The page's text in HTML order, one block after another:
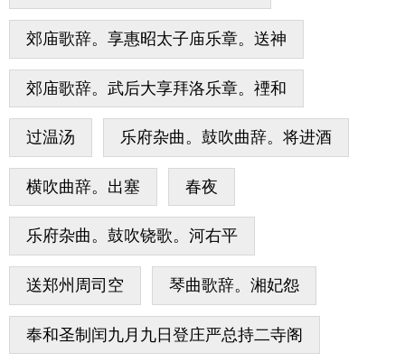
郊庙歌辞。享惠昭太子庙乐章。送神
郊庙歌辞。武后大享拜洛乐章。禋和
过温汤 乐府杂曲。鼓吹曲辞。将进酒
横吹曲辞。出塞 春夜
乐府杂曲。鼓吹铙歌。河右平
送郑州周司空 琴曲歌辞。湘妃怨
奉和圣制闰九月九日登庄严总持二寺阁